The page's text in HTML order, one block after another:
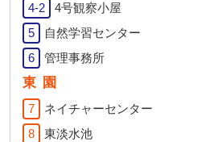
4-2
4号観察小屋
5
自然学習センター
6
管理事務所
東園
7
ネイチャーセンター
8
東淡水池